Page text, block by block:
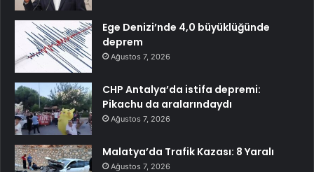
Ege Denizi’nde 4,0 büyüklüğünde
deprem
Ağustos 7, 2026
CHP Antalya’da istifa depremi:
Pikachu da aralarındaydı
Ağustos 7, 2026
Malatya’da Trafik Kazası: 8 Yaralı
Ağustos 7, 2026